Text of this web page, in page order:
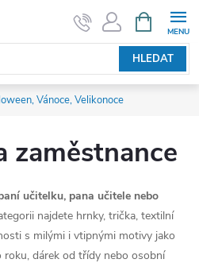
HLEDAT
NÁKUPNÍ
KOŠÍK
Vánoce, Velikonoce
zaměstnance
učitelku, pana učitele nebo
najdete hrnky, trička, textilní
s milými i vtipnými motivy jako
roku, dárek od třídy nebo osobní